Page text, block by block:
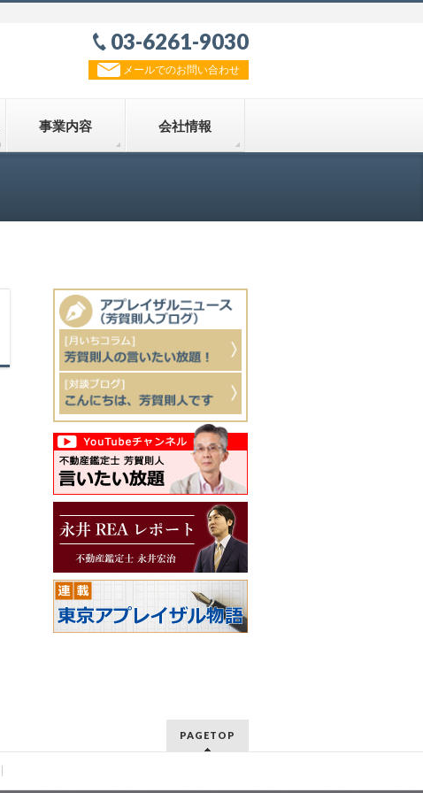
03-6261-9030
メールでのお問い合わせ
事業内容 会社情報
PAGETOP